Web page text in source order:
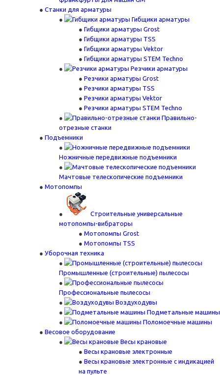
Станки для арматуры
Гибщики арматуры
Гибщики арматуры Grost
Гибщики арматуры TSS
Гибщики арматуры Vektor
Гибщики арматуры STEM Techno
Резчики арматуры
Резчики арматуры Grost
Резчики арматуры TSS
Резчики арматуры Vektor
Резчики арматуры STEM Techno
Правильно-
отрезные станки
Подъемники
Ножничные передвижные подъемники
Мачтовые телескопические подъемники
Мотопомпы
Строительные универсальные
мотопомпы-вибраторы
Мотопомпы Grost
Мотопомпы TSS
Уборочная техника
Промышленные (строительные) пылесосы
Профессиональные пылесосы
Воздуходувы
Подметальные машины
Поломоечные машины
Весовое оборудование
Весы крановые
Весы крановые электронные
Весы крановые электронные с индикацией
на пульте